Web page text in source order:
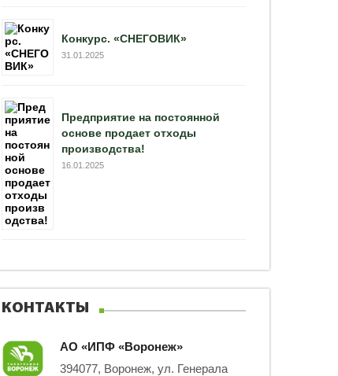
Конкурс. «СНЕГОВИК»
31.01.2025
Предприятие на постоянной
основе продает отходы
производства!
16.01.2025
КОНТАКТЫ
АО «ИПФ «Воронеж»
394077, Воронеж, ул. Генерала